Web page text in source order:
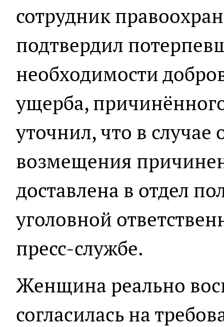
сотрудник
подтвердил
необходимости
ущерба,
уточнил, что в случае
возмещения
доставлена в отдел
уголовной
пресс-службе.
Женщина реально
согласилась на